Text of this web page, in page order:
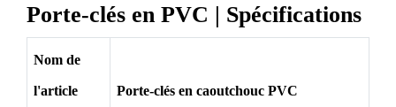
Porte-clés en PVC | Spécifications
Nom de
l'article Porte-clés en caoutchouc PVC